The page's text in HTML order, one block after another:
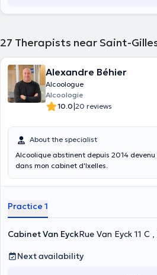
27 Therapists near Saint-
Alexandre Béhier
Alcoologue
Alcoologie
10.0|20 reviews
About the specialist
Alcoolique abstinent depuis 2014
dans mon cabinet d'Ixelles.
Practice 1
Cabinet Van EyckRue Van Eyck 11 C
Next availability